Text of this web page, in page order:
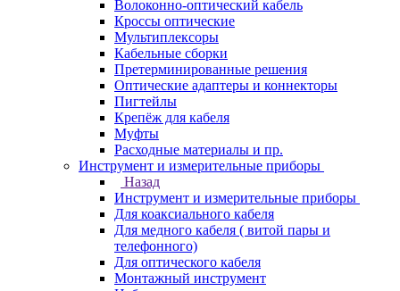
Волоконно-оптический кабель
Кроссы оптические
Мультиплексоры
Кабельные сборки
Претерминированные решения
Оптические адаптеры и коннекторы
Пигтейлы
Крепёж для кабеля
Муфты
Расходные материалы и пр.
Инструмент и измерительные приборы
Назад
Инструмент и измерительные приборы
Для коаксиального кабеля
Для медного кабеля ( витой пары и
телефонного)
Для оптического кабеля
Монтажный инструмент